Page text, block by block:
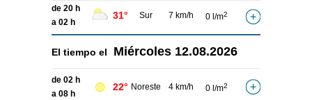
de 20 h
a 02 h
31° Sur 7 km/h 0 l/m2
El tiempo el Miércoles 12.08.2026
de 02 h
a 08 h
22° Noreste 4 km/h 0 l/m2